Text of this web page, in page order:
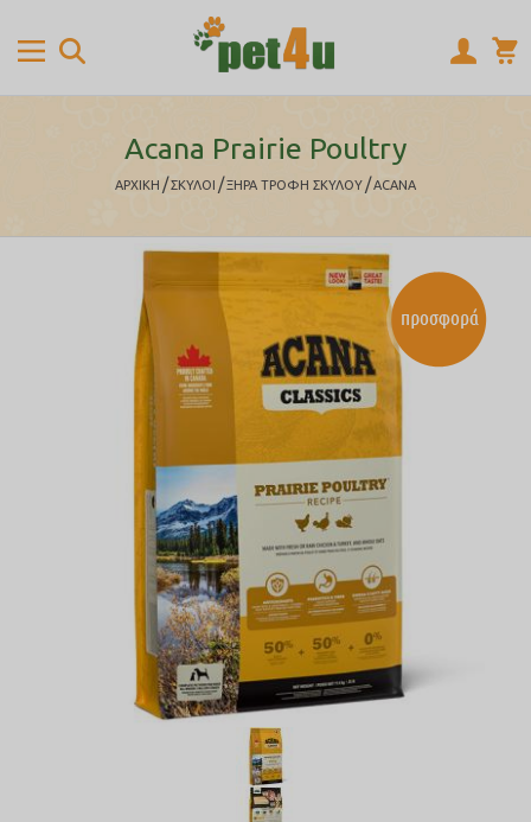
Acana Prairie Poultry
ΑΡΧΙΚΉ /ΣΚΥΛΟΙ /ΞΗΡΑ ΤΡΟΦΗ ΣΚΥΛΟΥ /ACANA